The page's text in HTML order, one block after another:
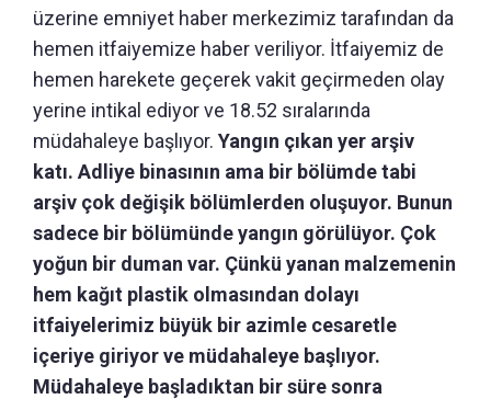
üzerine emniyet haber merkezimiz tarafından da
hemen itfaiyemize haber veriliyor. İtfaiyemiz de
hemen harekete geçerek vakit geçirmeden olay
yerine intikal ediyor ve 18.52 sıralarında
müdahaleye başlıyor. Yangın çıkan yer arşiv
katı. Adliye binasının ama bir bölümde tabi
arşiv çok değişik bölümlerden oluşuyor. Bunun
sadece bir bölümünde yangın görülüyor. Çok
yoğun bir duman var. Çünkü yanan malzemenin
hem kağıt plastik olmasından dolayı
itfaiyelerimiz büyük bir azimle cesaretle
içeriye giriyor ve müdahaleye başlıyor.
Müdahaleye başladıktan bir süre sonra